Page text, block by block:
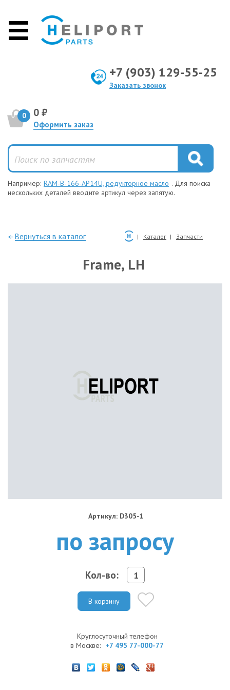
+7 (903) 129-55-25
Заказать звонок
0 0 ₽
Оформить заказ
Например: RAM-B-166-AP14U, редукторное масло . Для поиска
нескольких деталей вводите артикул через запятую.
—Вернуться в каталог Каталог Запчасти
Frame, LH
Артикул: D305-1
по запросу
Кол-во:
В корзину
Круглосуточный телефон
в Москве: +7 495 77-000-77